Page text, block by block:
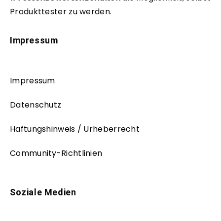
Produkttester zu werden.
Impressum
Impressum
Datenschutz
Haftungshinweis / Urheberrecht
Community-Richtlinien
Soziale Medien